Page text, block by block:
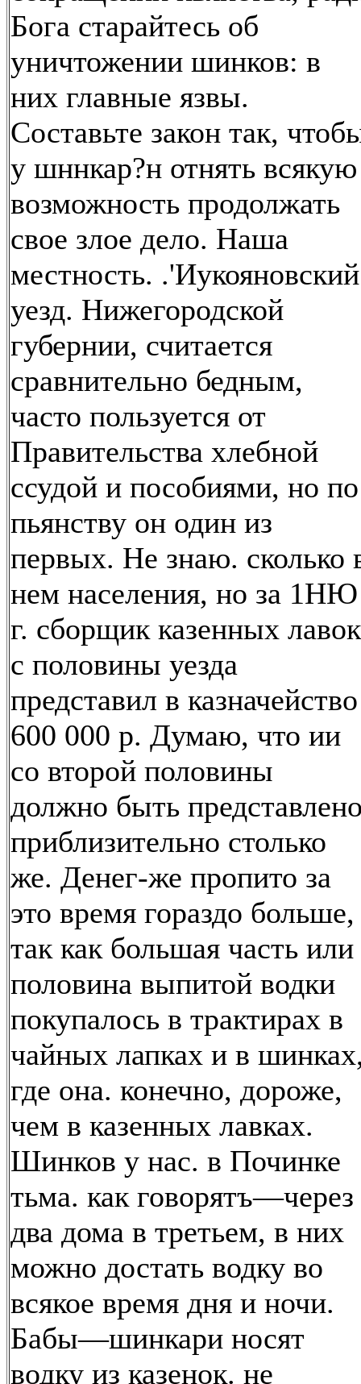
Бога старайтесь об
уничтожении шинков: в
них главные язвы.
Составьте закон так,
у шннкар?н отнять всякую
возможность продолжать
свое злое дело. Наша
местность. .'Иукояновский
уезд. Нижегородской
губернии, считается
сравнительно бедным,
часто пользуется от
Правительства хлебной
ссудой и пособиями, но по
пьянству он один из
первых. Не знаю. сколько
нем населения, но за 1НЮ
г. сборщик казенных лавок
с половины уезда
представил в казначейство
600 000 р. Думаю, что ии
со второй половины
должно быть
приблизительно столько
же. Денег-же пропито за
это время гораздо больше,
так как большая часть или
половина выпитой водки
покупалось в трактирах в
чайных лапках и в
где она. конечно, дороже,
чем в казенных лавках.
Шинков у нас. в Починке
тьма. как говорятъ—через
два дома в третьем, в них
можно достать водку во
всякое время дня и ночи.
Бабы—шинкари носят
водку из казенок. не